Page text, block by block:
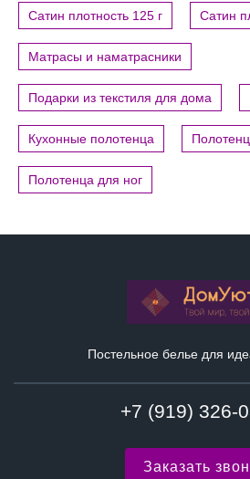
Сатин плотность 125 г Сатин
Матрасы и наматрасники
Подарки из текстиля для дома
Кухонные полотенца
Полотенца для ног
Постельное белье для
+7 (919) 326-
Заказать